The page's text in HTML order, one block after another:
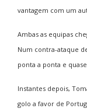
vantagem com um
Ambas as equipas
Num contra-ataque
ponta a ponta e
Instantes depois,
golo a favor de